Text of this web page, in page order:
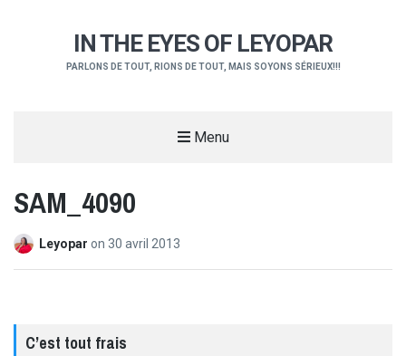
IN THE EYES OF LEYOPAR
PARLONS DE TOUT, RIONS DE TOUT, MAIS SOYONS SÉRIEUX!!!
Menu
SAM_4090
Leyopar on 30 avril 2013
C’est tout frais